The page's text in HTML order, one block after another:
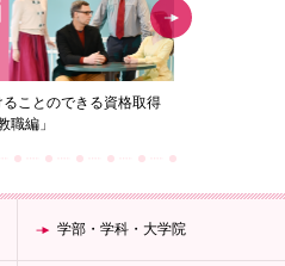
ことのできる資格取得
職編」
学部・学科・大学院